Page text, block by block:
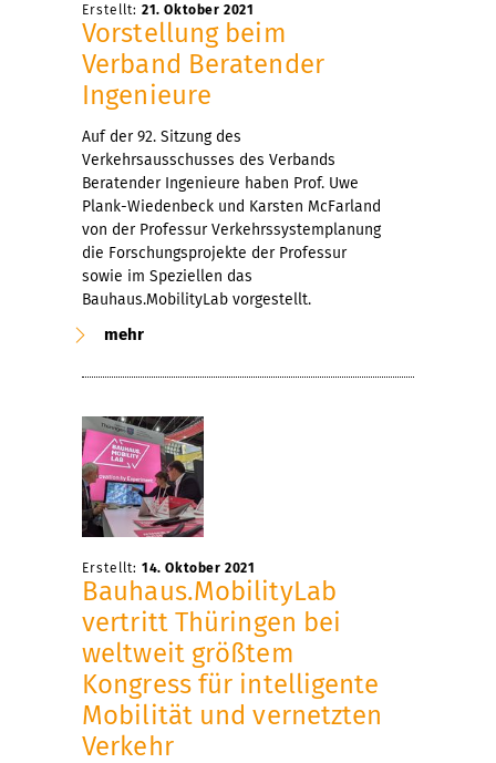
Erstellt: 21. Oktober 2021
Vorstellung beim
Verband Beratender
Ingenieure
Auf der 92. Sitzung des
Verkehrsausschusses des Verbands
Beratender Ingenieure haben Prof. Uwe
Plank-Wiedenbeck und Karsten McFarland
von der Professur Verkehrssystemplanung
die Forschungsprojekte der Professur
sowie im Speziellen das
Bauhaus.MobilityLab vorgestellt.
mehr
Erstellt: 14. Oktober 2021
Bauhaus.MobilityLab
vertritt Thüringen bei
weltweit größtem
Kongress für intelligente
Mobilität und vernetzten
Verkehr